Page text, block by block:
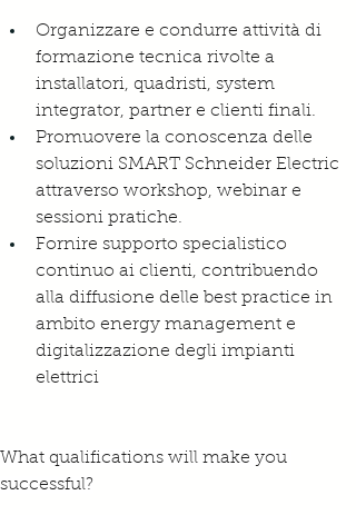
Organizzare e condurre attività di
formazione tecnica rivolte a
installatori, quadristi, system
integrator, partner e clienti finali.
Promuovere la conoscenza delle
soluzioni SMART Schneider Electric
attraverso workshop, webinar e
sessioni pratiche.
Fornire supporto specialistico
continuo ai clienti, contribuendo
alla diffusione delle best practice in
ambito energy management e
digitalizzazione degli impianti
elettrici
What qualifications will make you
successful?